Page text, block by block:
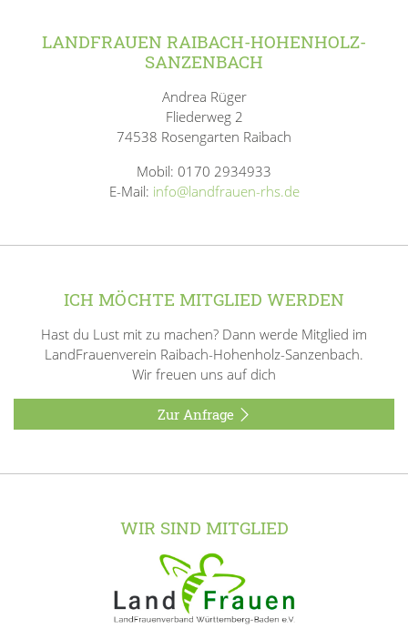
LANDFRAUEN RAIBACH-HOHENHOLZ-
SANZENBACH
Andrea Rüger
Fliederweg 2
74538 Rosengarten Raibach
Mobil: 0170 2934933
E-Mail: info@landfrauen-rhs.de
ICH MÖCHTE MITGLIED WERDEN
Hast du Lust mit zu machen? Dann werde Mitglied im
LandFrauenverein Raibach-Hohenholz-Sanzenbach.
Wir freuen uns auf dich
Zur Anfrage
WIR SIND MITGLIED